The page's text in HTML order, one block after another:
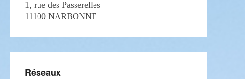
1, rue des Passerelles
11100 NARBONNE
Réseaux